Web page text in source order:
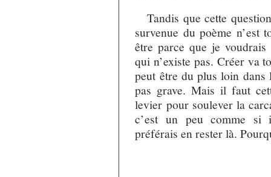
Tandis que cette
survenue du poème n’est
être parce que je
qui n’existe pas. Créer va
peut être du plus loin
pas grave. Mais il faut
levier pour soulever la
c’est un peu comme si
préférais en rester là.